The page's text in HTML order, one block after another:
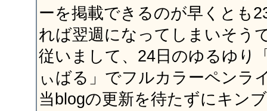
ーを掲載できるのが早くとも
れば翌週になってしまいそう
従いまして、24日のゆるゆり
ぃばる」でフルカラーペンラ
当blogの更新を待たずにキン